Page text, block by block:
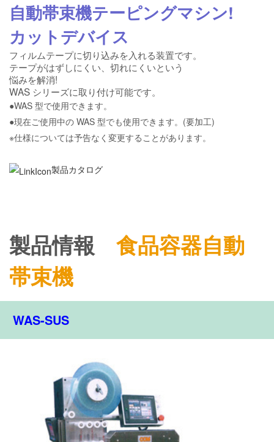
自動帯束機テーピングマシン!
カットデバイス
フィルムテープに切り込みを入れる装置です。
テープがはずしにくい、切れにくいという
悩みを解消!
WAS シリーズに取り付け可能です。
●WAS 型で使用できます。
●現在ご使用中の WAS 型でも使用できます。(要加工)
※仕様については予告なく変更することがあります。
製品カタログ
製品情報 食品容器自動
帯束機
WAS-SUS